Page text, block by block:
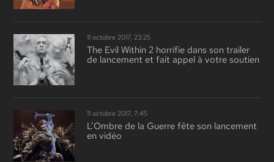
11 octobre 2017, 23:25
The Evil Within 2 horrifie dans son trailer
de lancement et fait appel à votre soutien
11 octobre 2017, 7:45
L’Ombre de la Guerre fête son lancement
en vidéo